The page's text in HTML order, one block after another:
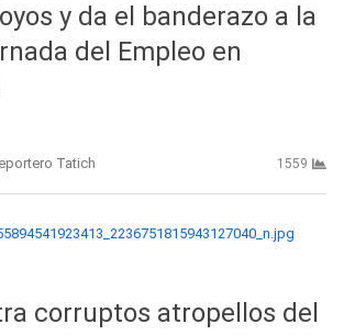
y da el banderazo a la
del Empleo en
Tatich 1559
corruptos atropellos del